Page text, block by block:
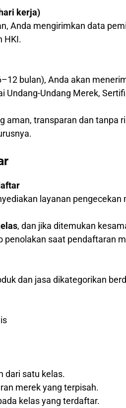
kerja)
Anda mengirimkan data
HKI.
bulan), Anda akan
Undang Merek,
aman, transparan dan
layanan
, dan jika ditemukan
penolakan saat pendaftaran
dan jasa dikategorikan
dari satu kelas.
merek yang terpisah.
kelas yang terdaftar.